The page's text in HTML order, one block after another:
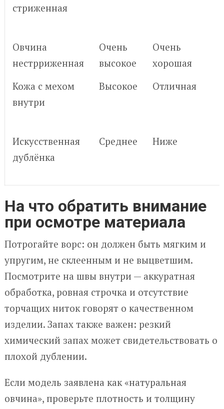
стриженная
Овчина
нестрриженная
Очень
высокое
Очень
хорошая
Кожа с мехом
внутри
Высокое Отличная
Искусственная
дублёнка
Среднее Ниже
На что обратить внимание
при осмотре материала
Потрогайте ворс: он должен быть мягким и
упругим, не склеенным и не выцветшим.
Посмотрите на швы внутри — аккуратная
обработка, ровная строчка и отсутствие
торчащих ниток говорят о качественном
изделии. Запах также важен: резкий
химический запах может свидетельствовать о
плохой дублении.
Если модель заявлена как «натуральная
овчина», проверьте плотность и толщину